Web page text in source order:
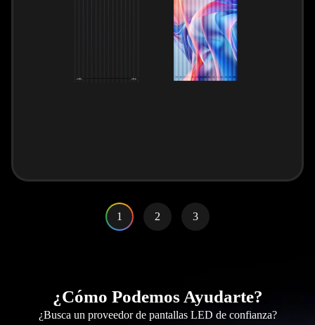
1 2 3
¿Cómo Podemos Ayudarte?
¿Busca un proveedor de pantallas LED de confianza?